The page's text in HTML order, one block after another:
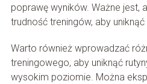
poprawę wyników. Ważne jest,
trudność treningów, aby
Warto również wprowadzać
treningowego, aby uniknąć
wysokim poziomie. Można